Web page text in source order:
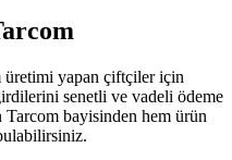
üretimi yapan çiftçiler için
senetli ve vadeli ödeme
Tarcom bayisinden hem ürün